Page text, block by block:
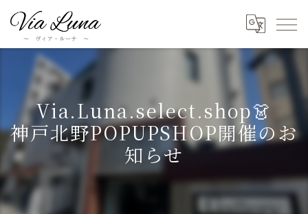
Via.Luna.select.shop👗
神戸北野POPUPSHOP開催のお
知らせ